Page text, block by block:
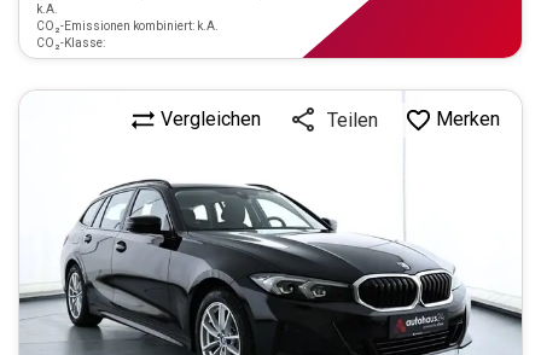
k.A.
CO₂-Emissionen kombiniert: k.A.
CO₂-Klasse:
Vergleichen Teilen Merken